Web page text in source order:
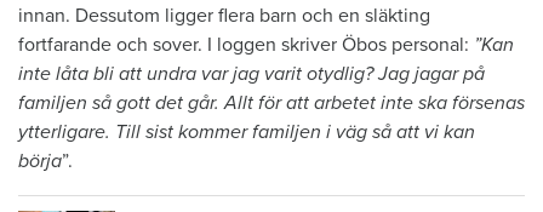
innan. Dessutom ligger flera barn och en släkting
fortfarande och sover. I loggen skriver Öbos personal: ”Kan
inte låta bli att undra var jag varit otydlig? Jag jagar på
familjen så gott det går. Allt för att arbetet inte ska försenas
ytterligare. Till sist kommer familjen i väg så att vi kan
börja”.